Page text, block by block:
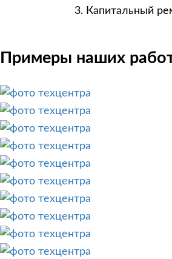
Капитальный
Примеры наших